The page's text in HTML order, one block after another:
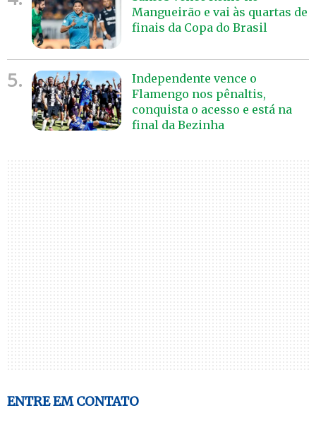
Mangueirão e vai às quartas de
finais da Copa do Brasil
5.
Independente vence o
Flamengo nos pênaltis,
conquista o acesso e está na
final da Bezinha
ENTRE EM CONTATO